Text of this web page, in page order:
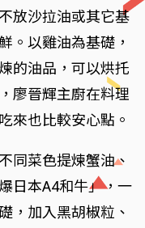
放沙拉油或其它基
。以雞油為基礎，
的油品，可以烘托
廖晉輝主廚在料理
來也比較安心點。
同菜色提煉蟹油、
日本A4和牛」，一
，加入黑胡椒粒、